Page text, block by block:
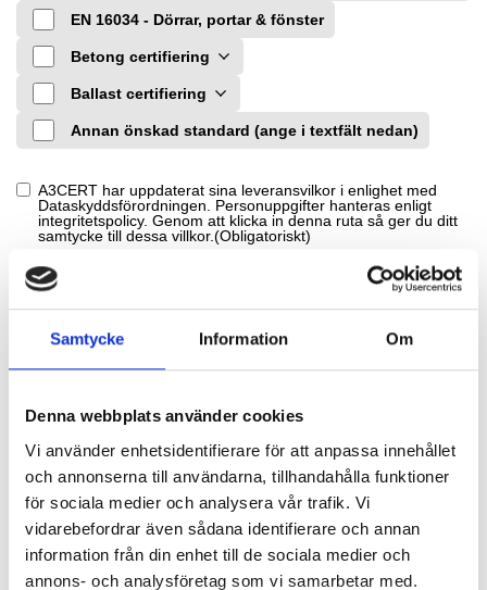
Samtycke Information Om
Denna webbplats använder cookies
Vi använder enhetsidentifierare för att anpassa innehållet
och annonserna till användarna, tillhandahålla funktioner
för sociala medier och analysera vår trafik. Vi
vidarebefordrar även sådana identifierare och annan
information från din enhet till de sociala medier och
annons- och analysföretag som vi samarbetar med.
Har du några frågor?
Har ni några andra frågor kring revision och certifiering så
tveka inte att kontakta oss genom att klicka på knappen
ndean.
Kontakta oss
EN 16034 - Dörrar, portar & fönster
Betong certifiering
Ballast certifiering
Annan önskad standard (ange i textfält nedan)
GDPR-
(Obligatoriskt)
A3CERT har uppdaterat sina leveransvilkor i enlighet med
Dataskyddsförordningen. Personuppgifter hanteras enligt
integritetspolicy. Genom att klicka in denna ruta så ger du ditt
samtycke till dessa villkor.(Obligatoriskt)